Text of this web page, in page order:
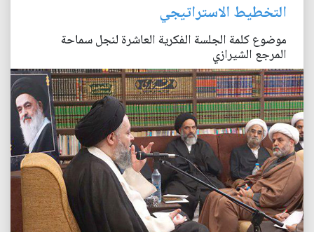
التخطيط الاستراتيجي
موضوع كلمة الجلسة الفكرية العاشرة لنجل سماحة
المرجع الشيرازي